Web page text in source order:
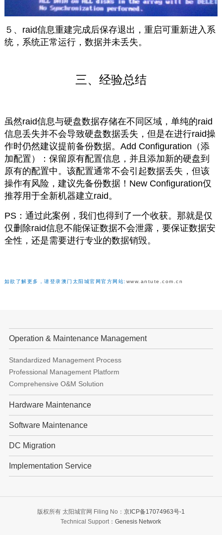
５、raid信息重建完成后保存退出，重启可重新进入系
统，系统正常运行，数据并未丢失。
三、经验总结
虽然raid信息与硬盘数据存储在不同区域，单纯的raid
信息丢失并不会导致硬盘数据丢失，但是在进行raid操
作时仍然建议提前备份数据。Add Configuration（添
加配置）：保留原有配置信息，并且添加新的硬盘到
原有的配置中。该配置通常不会引起数据丢失，但该
操作有风险，建议先备份数据！New Configuration仅
推荐用于全新机器建立raid。
PS：通过此案例，我们也得到了一个收获。那就是仅
仅删除raid信息不能保证数据不会泄露，要保证数据安
全性，还是需要进行专业的数据销毁。
如欲了解更多，请登录澳门太阳城官网官方网站: www.antute.com.cn
Operation & Maintenance Management
Standardized Management Process
Professional Management Platform
Comprehensive O&M Solution
Hardware Maintenance
Software Maintenance
DC Migration
Implementation Service
版权所有 太阳城官网 Filing No： 京ICP备17074963号-1
Technical Support：Genesis Network